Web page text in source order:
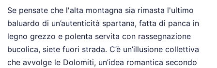
Se pensate che l'alta montagna sia rimasta l'ultimo
baluardo di un’autenticità spartana, fatta di panca in
legno grezzo e polenta servita con rassegnazione
bucolica, siete fuori strada. C’è un’illusione collettiva
che avvolge le Dolomiti, un’idea romantica secondo